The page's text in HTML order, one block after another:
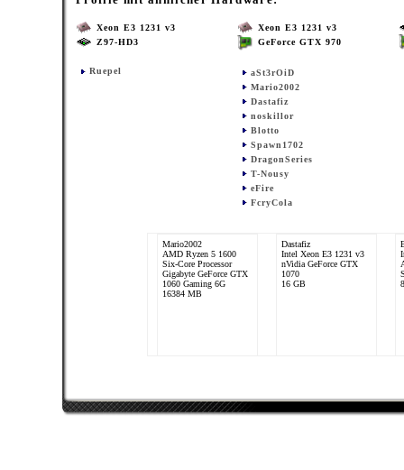
Xeon E3 1231 v3
Z97-HD3
Ruepel
Xeon E3 1231 v3
GeForce GTX 970
aSt3rOiD
Mario2002
Dastafiz
noskillor
Blotto
Spawn1702
DragonSeries
T-Nousy
eFire
FcryCola
Mario2002
AMD Ryzen 5 1600
Six-Core Processor
Gigabyte GeForce GTX
1060 Gaming 6G
16384 MB
Dastafiz
Intel Xeon E3 1231 v3
nVidia GeForce GTX
1070
16 GB
Series
8192 MB